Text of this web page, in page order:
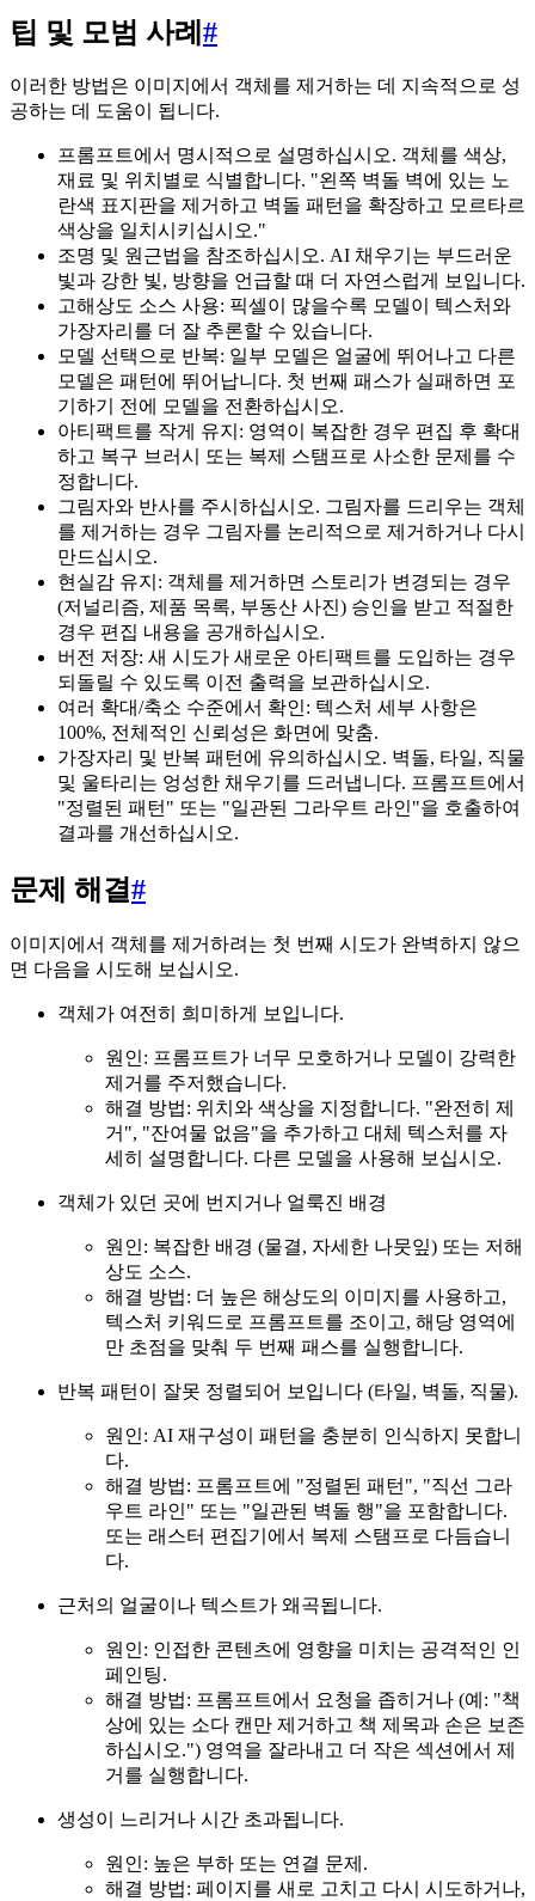
팁 및 모범 사례 #
이러한 방법은 이미지에서 객체를 제거하는 데 지속적으로 성
공하는 데 도움이 됩니다.
프롬프트에서 명시적으로 설명하십시오. 객체를 색상,
재료 및 위치별로 식별합니다. "왼쪽 벽돌 벽에 있는 노
란색 표지판을 제거하고 벽돌 패턴을 확장하고 모르타르
색상을 일치시키십시오."
조명 및 원근법을 참조하십시오. AI 채우기는 부드러운
빛과 강한 빛, 방향을 언급할 때 더 자연스럽게 보입니다.
고해상도 소스 사용: 픽셀이 많을수록 모델이 텍스처와
가장자리를 더 잘 추론할 수 있습니다.
모델 선택으로 반복: 일부 모델은 얼굴에 뛰어나고 다른
모델은 패턴에 뛰어납니다. 첫 번째 패스가 실패하면 포
기하기 전에 모델을 전환하십시오.
아티팩트를 작게 유지: 영역이 복잡한 경우 편집 후 확대
하고 복구 브러시 또는 복제 스탬프로 사소한 문제를 수
정합니다.
그림자와 반사를 주시하십시오. 그림자를 드리우는 객체
를 제거하는 경우 그림자를 논리적으로 제거하거나 다시
만드십시오.
현실감 유지: 객체를 제거하면 스토리가 변경되는 경우
(저널리즘, 제품 목록, 부동산 사진) 승인을 받고 적절한
경우 편집 내용을 공개하십시오.
버전 저장: 새 시도가 새로운 아티팩트를 도입하는 경우
되돌릴 수 있도록 이전 출력을 보관하십시오.
여러 확대/축소 수준에서 확인: 텍스처 세부 사항은
100%, 전체적인 신뢰성은 화면에 맞춤.
가장자리 및 반복 패턴에 유의하십시오. 벽돌, 타일, 직물
및 울타리는 엉성한 채우기를 드러냅니다. 프롬프트에서
"정렬된 패턴" 또는 "일관된 그라우트 라인"을 호출하여
결과를 개선하십시오.
문제 해결#
이미지에서 객체를 제거하려는 첫 번째 시도가 완벽하지 않으
면 다음을 시도해 보십시오.
객체가 여전히 희미하게 보입니다.
원인: 프롬프트가 너무 모호하거나 모델이 강력한
제거를 주저했습니다.
해결 방법: 위치와 색상을 지정합니다. "완전히 제
거", "잔여물 없음"을 추가하고 대체 텍스처를 자
세히 설명합니다. 다른 모델을 사용해 보십시오.
객체가 있던 곳에 번지거나 얼룩진 배경
원인: 복잡한 배경 (물결, 자세한 나뭇잎) 또는 저해
상도 소스.
해결 방법: 더 높은 해상도의 이미지를 사용하고,
텍스처 키워드로 프롬프트를 조이고, 해당 영역에
만 초점을 맞춰 두 번째 패스를 실행합니다.
반복 패턴이 잘못 정렬되어 보입니다 (타일, 벽돌, 직물).
원인: AI 재구성이 패턴을 충분히 인식하지 못합니
다.
해결 방법: 프롬프트에 "정렬된 패턴", "직선 그라
우트 라인" 또는 "일관된 벽돌 행"을 포함합니다.
또는 래스터 편집기에서 복제 스탬프로 다듬습니
다.
근처의 얼굴이나 텍스트가 왜곡됩니다.
원인: 인접한 콘텐츠에 영향을 미치는 공격적인 인
페인팅.
해결 방법: 프롬프트에서 요청을 좁히거나 (예: "책
상에 있는 소다 캔만 제거하고 책 제목과 손은 보존
하십시오.") 영역을 잘라내고 더 작은 섹션에서 제
거를 실행합니다.
생성이 느리거나 시간 초과됩니다.
원인: 높은 부하 또는 연결 문제.
해결 방법: 페이지를 새로 고치고 다시 시도하거나,